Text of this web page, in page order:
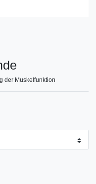
der Muskelfunktion